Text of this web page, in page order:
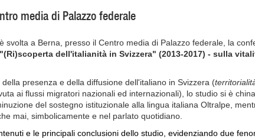
media di Palazzo federale
svolta a Berna, presso il Centro media di Palazzo federale, la
"(Ri)scoperta dell'italianità in Svizzera" (2013-2017) - sulla
presenza e della diffusione dell'italiano in Svizzera (
ai flussi migratori nazionali ed internazionali), lo studio si è
del sostegno istituzionale alla lingua italiana Oltralpe,
mai, simbolicamente e nel parlato quotidiano.
e le principali conclusioni dello studio, evidenziando due